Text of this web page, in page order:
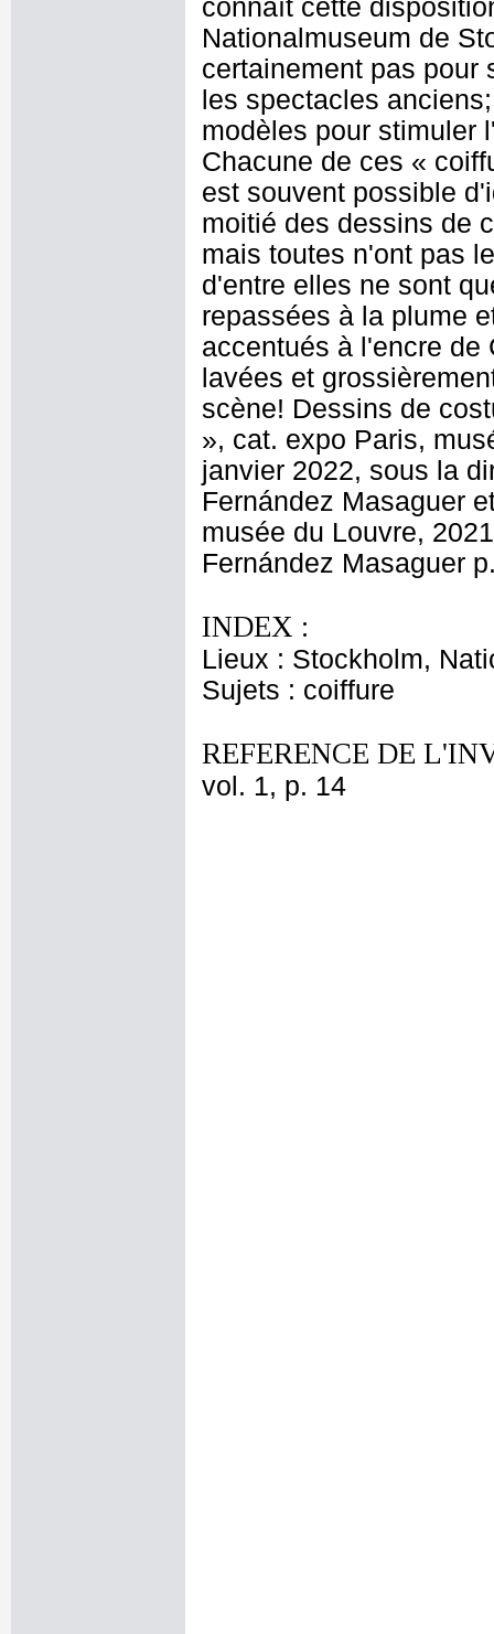
connaît cette
Nationalmuseum de
certainement pas pour
les spectacles
modèles pour stimuler
Chacune de ces «
est souvent possible
moitié des dessins de
mais toutes n'ont pas
d'entre elles ne sont
repassées à la plume
accentués à l'encre de
lavées et
scène! Dessins de
», cat. expo Paris,
janvier 2022, sous la
Fernández Masaguer
musée du Louvre,
Fernández Masaguer
INDEX :
Lieux : Stockholm,
Sujets : coiffure
REFERENCE DE
vol. 1, p. 14